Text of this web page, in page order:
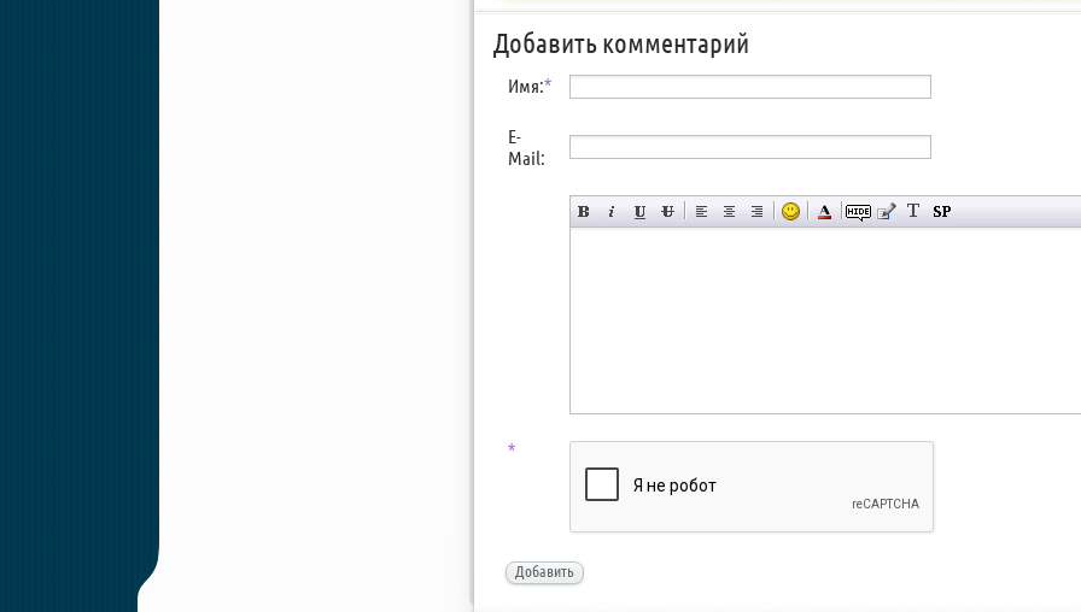
Добавить комментарий
Имя:*
E-
Mail:
*
Добавить